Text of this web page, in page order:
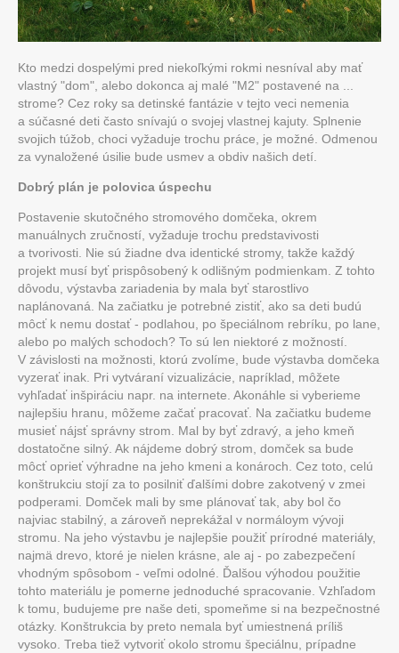
Kto medzi dospelými pred niekoľkými rokmi nesníval aby mať
vlastný "dom", alebo dokonca aj malé "M2" postavené na ...
strome? Cez roky sa detinské fantázie v tejto veci nemenia
a súčasné deti často snívajú o svojej vlastnej kajuty. Splnenie
svojich túžob, choci vyžaduje trochu práce, je možné. Odmenou
za vynaložené úsilie bude usmev a obdiv našich detí.
Dobrý plán je polovica úspechu
Postavenie skutočného stromového domčeka, okrem
manuálnych zručností, vyžaduje trochu predstavivosti
a tvorivosti. Nie sú žiadne dva identické stromy, takže každý
projekt musí byť prispôsobený k odlišným podmienkam. Z tohto
dôvodu, výstavba zariadenia by mala byť starostlivo
naplánovaná. Na začiatku je potrebné zistiť, ako sa deti budú
môcť k nemu dostať - podlahou, po špeciálnom rebríku, po lane,
alebo po malých schodoch? To sú len niektoré z možností.
V závislosti na možnosti, ktorú zvolíme, bude výstavba domčeka
vyzerať inak. Pri vytváraní vizualizácie, napríklad, môžete
vyhľadať inšpiráciu napr. na internete. Akonáhle si vyberieme
najlepšiu hranu, môžeme začať pracovať. Na začiatku budeme
musieť nájsť správny strom. Mal by byť zdravý, a jeho kmeň
dostatočne silný. Ak nájdeme dobrý strom, domček sa bude
môcť oprieť výhradne na jeho kmeni a konároch. Cez toto, celú
konštrukciu stojí za to posilniť ďalšími dobre zakotvený v zmei
podperami. Domček mali by sme plánovať tak, aby bol čo
najviac stabilný, a zároveň neprekážal v normáloym vývoji
stromu. Na jeho výstavbu je najlepšie použiť prírodné materiály,
najmä drevo, ktoré je nielen krásne, ale aj - po zabezpečení
vhodným spôsobom - veľmi odolné. Ďalšou výhodou použitie
tohto materiálu je pomerne jednoduché spracovanie. Vzhľadom
k tomu, budujeme pre naše deti, spomeňme si na bezpečnostné
otázky. Konštrukcia by preto nemala byť umiestnená príliš
vysoko. Treba tiež vytvoriť okolo stromu špeciálnu, prípadne